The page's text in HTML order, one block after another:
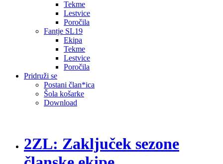
Tekme
Lestvice
Poročila
Fantje SL19
Ekipa
Tekme
Lestvice
Poročila
Pridruži se
Postani član*ica
Šola košarke
Download
2ZL: Zaključek sezone